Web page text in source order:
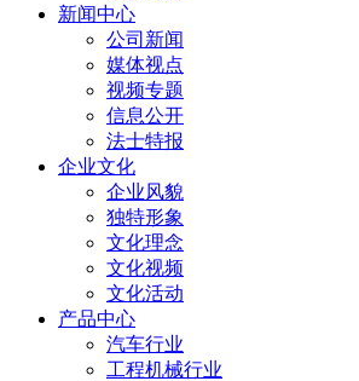
新闻中心
公司新闻
媒体视点
视频专题
信息公开
法士特报
企业文化
企业风貌
独特形象
文化理念
文化视频
文化活动
产品中心
汽车行业
工程机械行业